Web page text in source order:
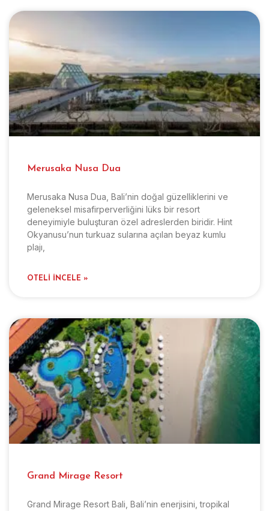
Merusaka Nusa Dua
Merusaka Nusa Dua, Bali’nin doğal güzelliklerini ve
geleneksel misafirperverliğini lüks bir resort
deneyimiyle buluşturan özel adreslerden biridir. Hint
Okyanusu’nun turkuaz sularına açılan beyaz kumlu
plajı,
OTELI İNCELE »
Grand Mirage Resort
Grand Mirage Resort Bali, Bali’nin enerjisini, tropikal